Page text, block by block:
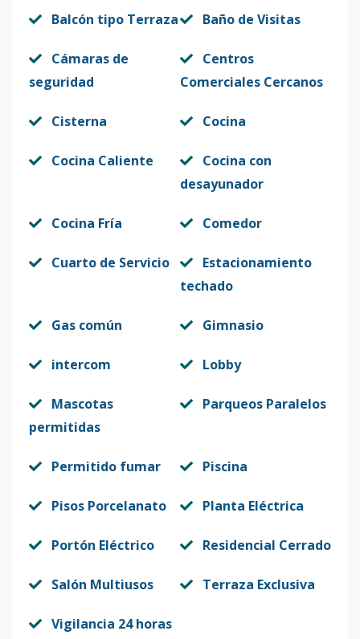
Código 413099-1
Balcón tipo Terraza Baño de Visitas
Cámaras de
seguridad
Centros
Comerciales Cercanos
Cisterna Cocina
Cocina Caliente
Cocina con
desayunador
Cocina Fría Comedor
Cuarto de Servicio
Estacionamiento
techado
Gas común Gimnasio
intercom Lobby
Mascotas
permitidas
Parqueos Paralelos
Permitido fumar Piscina
Pisos Porcelanato Planta Eléctrica
Portón Eléctrico Residencial Cerrado
Salón Multiusos Terraza Exclusiva
Vigilancia 24 horas